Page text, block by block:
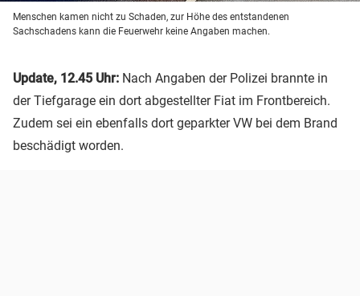
Menschen kamen nicht zu Schaden, zur Höhe des entstandenen
Sachschadens kann die Feuerwehr keine Angaben machen.
Update, 12.45 Uhr: Nach Angaben der Polizei brannte in
der Tiefgarage ein dort abgestellter Fiat im Frontbereich.
Zudem sei ein ebenfalls dort geparkter VW bei dem Brand
beschädigt worden.